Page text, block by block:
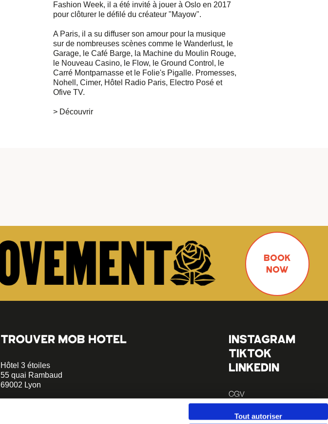
Tout autoriser
Fashion Week, il a été invité à jouer à Oslo en 2017
pour clôturer le défilé du créateur "Mayow".
A Paris, il a su diffuser son amour pour la musique
sur de nombreuses scènes comme le Wanderlust, le
Garage, le Café Barge, la Machine du Moulin Rouge,
le Nouveau Casino, le Flow, le Ground Control, le
Carré Montparnasse et le Folie's Pigalle. Promesses,
Nohell, Cimer, Hôtel Radio Paris, Electro Posé et
Ofive TV.
> Découvrir
BOOK
NOW
TROUVER MOB HOTEL
Hôtel 3 étoiles
55 quai Rambaud
69002 Lyon
INSTAGRAM
TIKTOK
LINKEDIN
CGV
Mentions légales